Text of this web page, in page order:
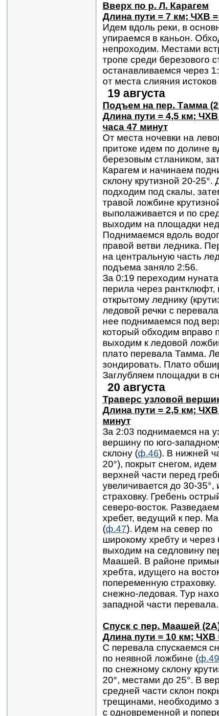
Вверх по р. Л. Карагем
Длина пути = 7 км; ЧХВ
Идем вдоль реки, в
упираемся в каньон.
непроходим. Местами
тропе среди березового
останавливаемся через
от места слияния
19 августа
Подъем на пер. Тамма
Длина пути = 4,5 км; ЧХВ
часа 47 минут
От места ночевки на
притоке идем по долине
березовым стлаником,
Карагем и начинаем
склону крутизной 20-
подходим под скалы,
травой ложбине
выполаживается и по
выходим на площадки
Поднимаемся вдоль
правой ветви ледника.
на центральную часть
подъема заняло 2:56.
За 0:19 переходим
перила через
открытому леднику
ледовой речки с
нее поднимаемся под
который обходим вправо
выходим к ледовой
плато перевала Тамма.
зондировать. Плато
Заглубляем площадки в
20 августа
Траверс узловой
Длина пути = 2,5 км; ЧХВ
минут
За 2:03 поднимаемся на
вершину по юго-
склону (ф.46). В нижней
20°), покрыт снегом,
верхней части перед
увеличивается до 30-
страховку. Гребень
северо-восток.
хребет, ведущий к пер.
(ф.47). Идем на север по
широкому хребту и через
выходим на седловину
Маашей. В районе
хребта, идущего на
попеременную
снежно-ледовая. Тур
западной части перевала.
Спуск с пер. Маашей
Длина пути = 10 км; ЧХВ
С перевала спускаемся
по неявной ложбине (ф.49
по снежному склону
20°, местами до 25°. В
средней части склон
трещинами, необходимо
с одновременной и